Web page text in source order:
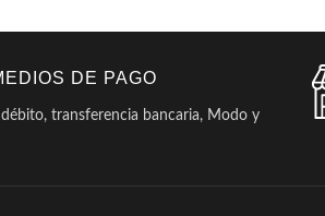
DE PAGO
débito, transferencia bancaria, Modo y